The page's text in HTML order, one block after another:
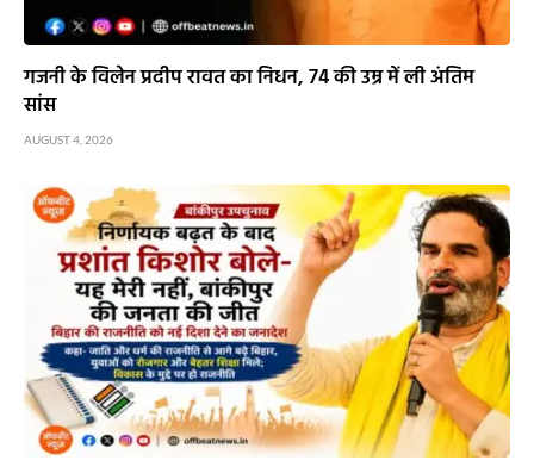
गजनी के विलेन प्रदीप रावत का निधन, 74 की उम्र में ली अंतिम
सांस
AUGUST 4, 2026